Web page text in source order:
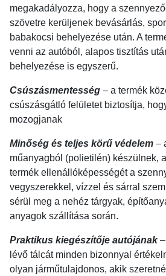
megakadályozza, hogy a
szövetre kerüljenek bevásárlás,
babakocsi behelyezése után. A
venni az autóból, alapos tisztítás
behelyezése is egyszerű.
Csúszásmentesség – a termék
csúszásgátló felületet biztosítja,
mozogjanak
Minőség és teljes körű védelem –
műanyagból (polietilén) készülnek,
termék ellenállóképességét a
vegyszerekkel, vízzel és sárral
sérül meg a nehéz tárgyak,
anyagok szállítása során.
Praktikus kiegészítője autójának–
lévő tálcát minden bizonnyal
olyan járműtulajdonos, akik